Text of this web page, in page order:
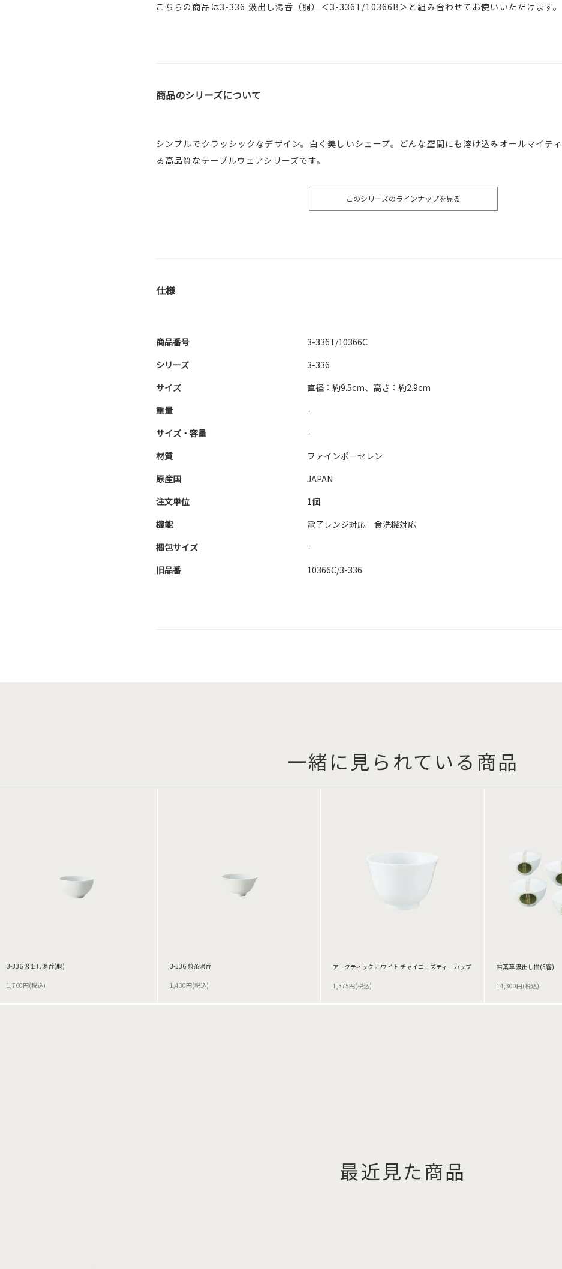
こちらの商品は3-336 汲出し湯呑（胴）＜3-336T/10366B＞ と組み合わせてお使いいただけます。
商品のシリーズについて
シンプルでクラッシックなデザイン。白く美しいシェープ。どんな空間にも溶け込みオールマイテ
る高品質なテーブルウェアシリーズです。
このシリーズのラインナップを見る
仕様
商品番号
3-336T/10366C
シリーズ
3-336
サイズ
直径：約9.5cm、高さ：約2.9cm
重量
-
サイズ・容量
-
材質
ファインポーセレン
原産国
JAPAN
注文単位
1個
機能
電子レンジ対応 食洗機対応
梱包サイズ
-
旧品番
10366C/3-336
一緒に見られている商品
3-336 汲出し湯呑(胴)
1,760円(税込)
3-336 煎茶湯呑
1,430円(税込)
アークティック ホワイト チャイニーズティーカップ
1,375円(税込)
常葉草 汲出し揃(5客)
14,300円(税込)
最近見た商品